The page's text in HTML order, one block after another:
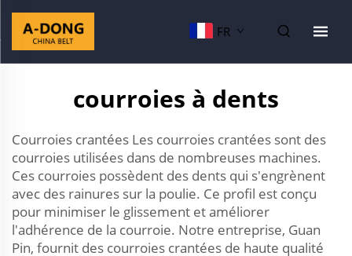
FR
courroies à dents
Courroies crantées Les courroies crantées sont des
courroies utilisées dans de nombreuses machines.
Ces courroies possèdent des dents qui s'engrènent
avec des rainures sur la poulie. Ce profil est conçu
pour minimiser le glissement et améliorer
l'adhérence de la courroie. Notre entreprise, Guan
Pin, fournit des courroies crantées de haute qualité